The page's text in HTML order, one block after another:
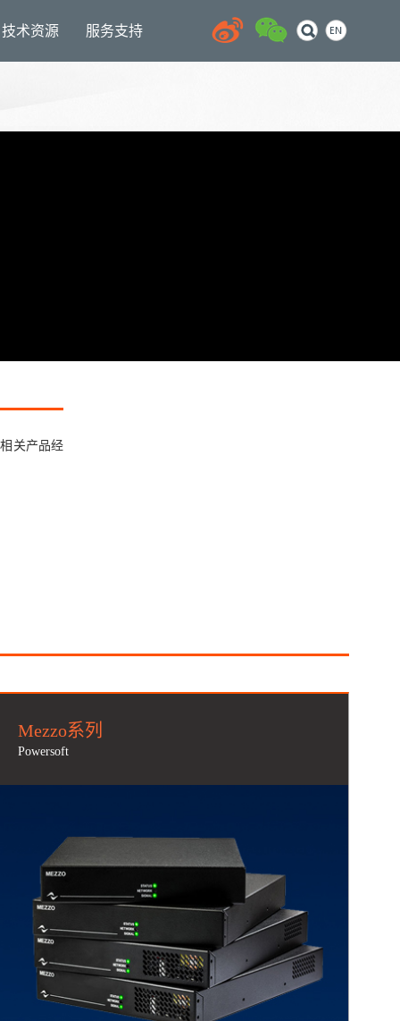
技术资源 服务支持
关产品经
Mezzo系列
Powersoft